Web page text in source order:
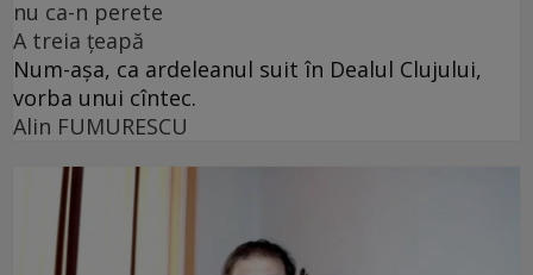
nu ca-n perete
A treia țeapă
Num-așa, ca ardeleanul suit în Dealul Clujului,
vorba unui cîntec.
Alin FUMURESCU